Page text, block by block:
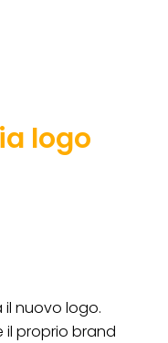
logo
il nuovo logo.
il proprio brand